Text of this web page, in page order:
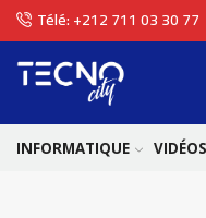
Télé: +212 711 03 30 77
INFORMATIQUE